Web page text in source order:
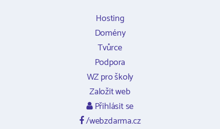
Hosting
Domény
Tvůrce
Podpora
WZ pro školy
Založit web
Přihlásit se
/webzdarma.cz